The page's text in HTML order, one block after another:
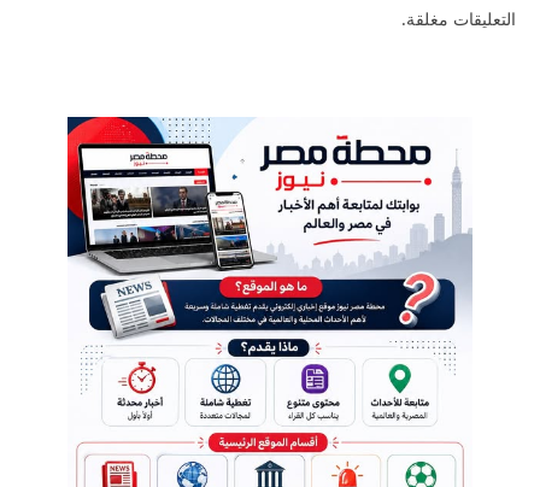
التعليقات مغلقة.